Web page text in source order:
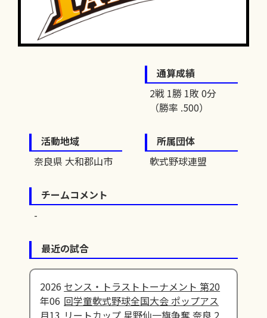
通算成績
2戦 1勝 1敗 0分
（勝率 .500）
活動地域
奈良県 大和郡山市
所属団体
軟式野球連盟
チームコメント
最近の試合
2026
年06
月13
センス・トラストトーナメント 第20
回学童軟式野球全国大会 ポップアス
リートカップ 星野仙一旗争奪 奈良 2